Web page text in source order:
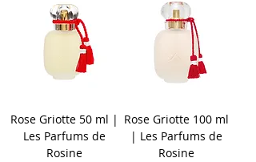
Rose Griotte 50 ml |
Les Parfums de
Rosine
Rose Griotte 100 ml
| Les Parfums de
Rosine